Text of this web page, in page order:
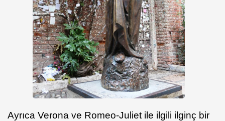
Ayrıca Verona ve Romeo-Juliet ile ilgili ilginç bir